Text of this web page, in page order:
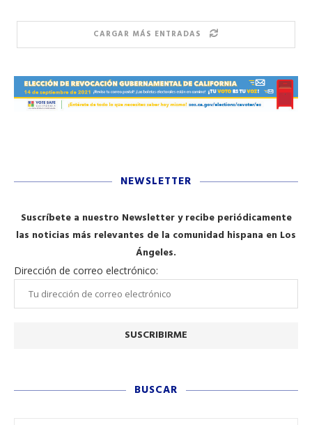
CARGAR MÁS ENTRADAS
NEWSLETTER
Suscríbete a nuestro Newsletter y recibe periódicamente
las noticias más relevantes de la comunidad hispana en Los
Ángeles.
Dirección de correo electrónico:
BUSCAR